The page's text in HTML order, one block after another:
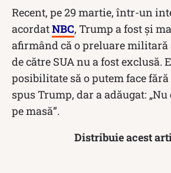
Recent, pe 29 martie, într-un
acordatNBC, Trump a fost și
afirmând că o preluare militară
de către SUA nu a fost exclusă.
posibilitate să o putem face
spus Trump, dar a adăugat:
pe masă”.
Distribuie acest